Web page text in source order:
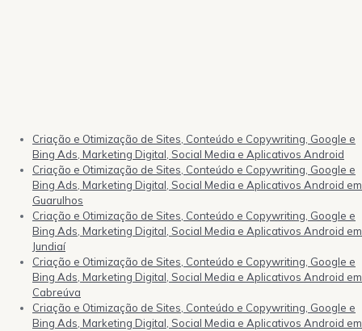
Criação e Otimização de Sites, Conteúdo e Copywriting, Google e
Bing Ads, Marketing Digital, Social Media e Aplicativos Android
Criação e Otimização de Sites, Conteúdo e Copywriting, Google e
Bing Ads, Marketing Digital, Social Media e Aplicativos Android em
Guarulhos
Criação e Otimização de Sites, Conteúdo e Copywriting, Google e
Bing Ads, Marketing Digital, Social Media e Aplicativos Android em
Jundiaí
Criação e Otimização de Sites, Conteúdo e Copywriting, Google e
Bing Ads, Marketing Digital, Social Media e Aplicativos Android em
Cabreúva
Criação e Otimização de Sites, Conteúdo e Copywriting, Google e
Bing Ads, Marketing Digital, Social Media e Aplicativos Android em